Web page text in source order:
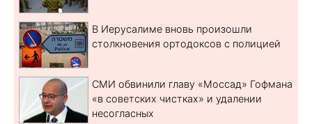
В Иерусалиме вновь произошли
столкновения ортодоксов с полицией
СМИ обвинили главу «Моссад» Гофмана
«в советских чистках» и удалении
несогласных